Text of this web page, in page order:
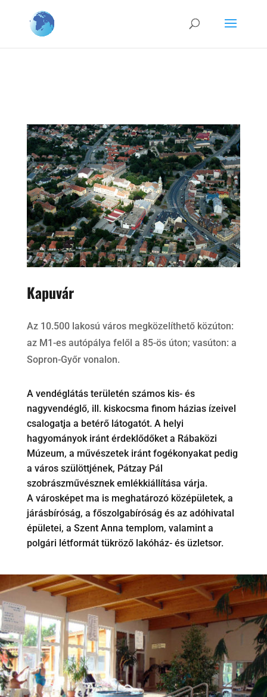
Kapuvár
Az 10.500 lakosú város megközelíthető közúton:
az M1-es autópálya felől a 85-ös úton; vasúton: a
Sopron-Győr vonalon.
A vendéglátás területén számos kis- és
nagyvendéglő, ill. kiskocsma finom házias ízeivel
csalogatja a betérő látogatót. A helyi
hagyományok iránt érdeklődőket a Rábaközi
Múzeum, a művészetek iránt fogékonyakat pedig
a város szülöttjének, Pátzay Pál
szobrászművésznek emlékkiállítása várja.
A városképet ma is meghatározó középületek, a
járásbíróság, a főszolgabíróság és az adóhivatal
épületei, a Szent Anna templom, valamint a
polgári létformát tükröző lakóház- és üzletsor.